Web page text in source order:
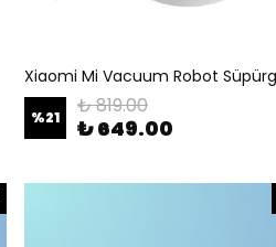
%21 ₺ 819.00
₺ 649.00